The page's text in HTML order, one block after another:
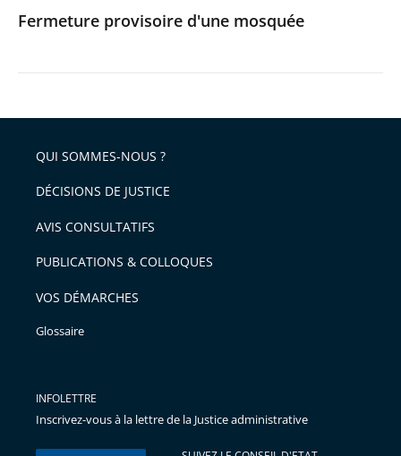
Fermeture provisoire d'une mosquée
QUI SOMMES-NOUS ?
DÉCISIONS DE JUSTICE
AVIS CONSULTATIFS
PUBLICATIONS & COLLOQUES
VOS DÉMARCHES
Glossaire
INFOLETTRE
Inscrivez-vous à la lettre de la Justice administrative